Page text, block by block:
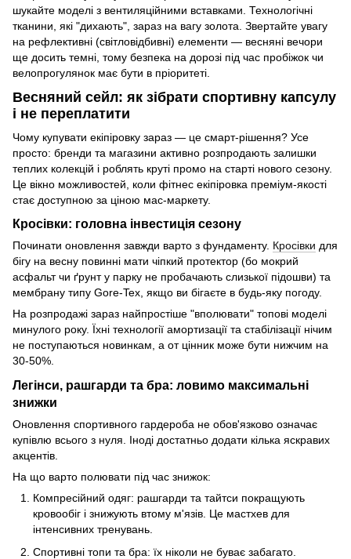
шукайте моделі з вентиляційними вставками. Технологічні
тканини, які "дихають", зараз на вагу золота. Звертайте увагу
на рефлективні (світловідбивні) елементи — весняні вечори
ще досить темні, тому безпека на дорозі під час пробіжок чи
велопрогулянок має бути в пріоритеті.
Весняний сейл: як зібрати спортивну капсулу
і не переплатити
Чому купувати екіпіровку зараз — це смарт-рішення? Усе
просто: бренди та магазини активно розпродають залишки
теплих колекцій і роблять круті промо на старті нового сезону.
Це вікно можливостей, коли фітнес екіпіровка преміум-якості
стає доступною за ціною мас-маркету.
Кросівки: головна інвестиція сезону
Починати оновлення завжди варто з фундаменту. Кросівки для
бігу на весну повинні мати чіпкий протектор (бо мокрий
асфальт чи ґрунт у парку не пробачають слизької підошви) та
мембрану типу Gore-Tex, якщо ви бігаєте в будь-яку погоду.
На розпродажі зараз найпростіше "вполювати" топові моделі
минулого року. Їхні технології амортизації та стабілізації нічим
не поступаються новинкам, а от цінник може бути нижчим на
30-50%.
Легінси, рашгарди та бра: ловимо максимальні
знижки
Оновлення спортивного гардероба не обов'язково означає
купівлю всього з нуля. Іноді достатньо додати кілька яскравих
акцентів.
На що варто полювати під час знижок:
Компресійний одяг: рашгарди та тайтси покращують
кровообіг і знижують втому м'язів. Це мастхев для
інтенсивних тренувань.
Спортивні топи та бра: їх ніколи не буває забагато.